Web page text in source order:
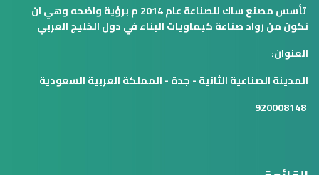
تأسس مصنع ساك للصناعة عام 2014 م برؤية واضحه وهي ان
نكون من رواد صناعة كيماويات البناء في دول الخليج العربي
العنوان:
المدينة الصناعية الثانية - جدة - المملكة العربية السعودية